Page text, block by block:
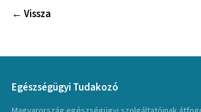
← Vissza
Egészségügyi Tudakozó